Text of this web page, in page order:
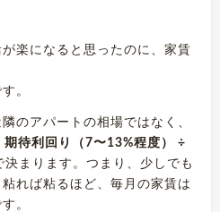
が楽になると思ったのに、家賃
。
のアパートの相場ではなく、
期待利回り（7〜13%程度） ÷
決まります。つまり、少しでも
れば粘るほど、毎月の家賃は
。